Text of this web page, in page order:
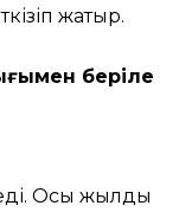
жатыр.
беріле
Осы жылдың